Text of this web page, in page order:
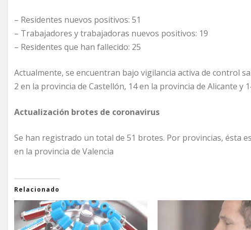
– Residentes nuevos positivos: 51
– Trabajadores y trabajadoras nuevos positivos: 19
– Residentes que han fallecido: 25
Actualmente, se encuentran bajo vigilancia activa de control
2 en la provincia de Castellón, 14 en la provincia de Alicante y
Actualización brotes de coronavirus
Se han registrado un total de 51 brotes. Por provincias, ésta
en la provincia de Valencia
Relacionado